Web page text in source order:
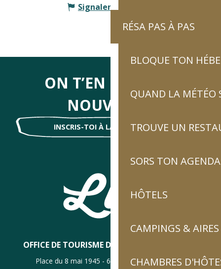
RÉSA PAS À PAS
BLOQUE TON
QUAND LA MÉTÉO
TROUVE UN
SORS TON AGENDA
HÔTELS
CAMPINGS &
CHAMBRES
Signaler une erreur
ON T’EN DIRA DES
NOUVELLES
INSCRIS-TOI À LA NEWSLETTER !
OFFICE DE TOURISME DE LUZ-SAINT-SAUVEUR
Place du 8 mai 1945 - 65120 Luz-Saint-Sauveur